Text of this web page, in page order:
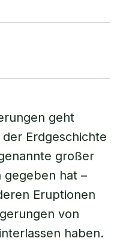
geht
Erdgeschichte
großer
gegeben hat –
Eruptionen
von
haben.